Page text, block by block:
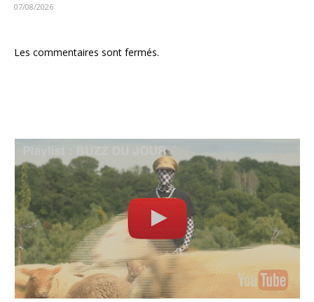
07/08/2026
Les commentaires sont fermés.